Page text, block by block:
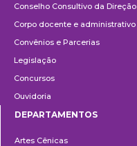
Conselho Consultivo da Direção
Corpo docente e administrativo
Convênios e Parcerias
Legislação
Concursos
Ouvidoria
DEPARTAMENTOS
Artes Cênicas